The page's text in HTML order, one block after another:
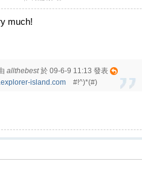
much!
allthebest於 09-6-9 11:13 發表
island.com #!^)*(#)